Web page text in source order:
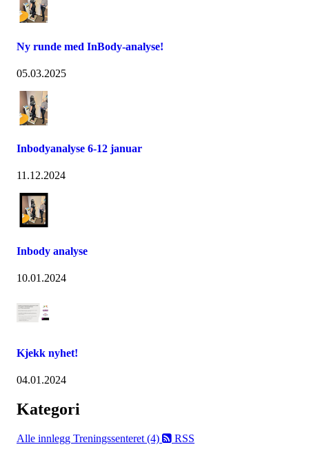
Ny runde med InBody-analyse!
05.03.2025
Inbodyanalyse 6-12 januar
11.12.2024
Inbody analyse
10.01.2024
Kjekk nyhet!
04.01.2024
Kategori
Alle innlegg Treningssenteret (4) RSS